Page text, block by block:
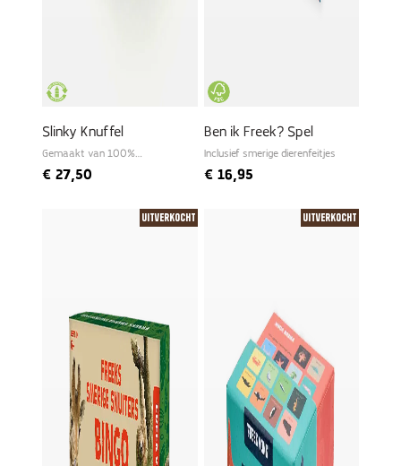
Slinky Knuffel
Gemaakt van 100%
€ 27,50
Ben ik Freek? Spel
Inclusief smerige dierenfeitjes
€16,95
Uitverkocht Uitverkocht